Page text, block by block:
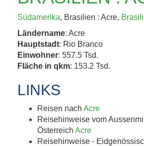
K.U.K.-ERBE
TRÜFFEL 4.
Jetzt entdecken!
Südamerika, Brasilien : Acre,
Ländername: Acre
Hauptstadt: Rio Branco
Einwohner: 557.5 Tsd.
Fläche in qkm: 153.2 Tsd.
LINKS
Reisen nach Acre
Reisehinweise vom
Österreich Acre
Reisehinweise -